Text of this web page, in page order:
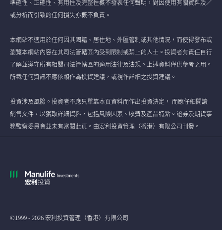
準確性、正確性、有用性及完整性概不發表任何聲明，對因使用有關資料及／
或分析而引致的任何損失亦概不負責。
本網站不適用於任何因其國籍、居住地、外匯管制或其他情況，而使得發布或
瀏覽本網站內容在其司法管轄區內受到限制或禁止的人士。投資者有責任自行
了解並遵守所有相關司法管轄區的適用法律及法規。上述資料僅供參考之用。
所載任何資訊不應依賴作為投資建議，或視作詳細之投資建議。
投資涉及風險。投資者不應只單靠本頁資料而作出投資決定， 而應仔細閱讀
銷售文件，以獲取詳細資料，包括風險因素、收費及產品特點。證券及期貨事
務監察委員會並未有審閱此頁。由宏利投資管理（香港）有限公司刊發。
©1999 - 2026 宏利投資管理（香港）有限公司